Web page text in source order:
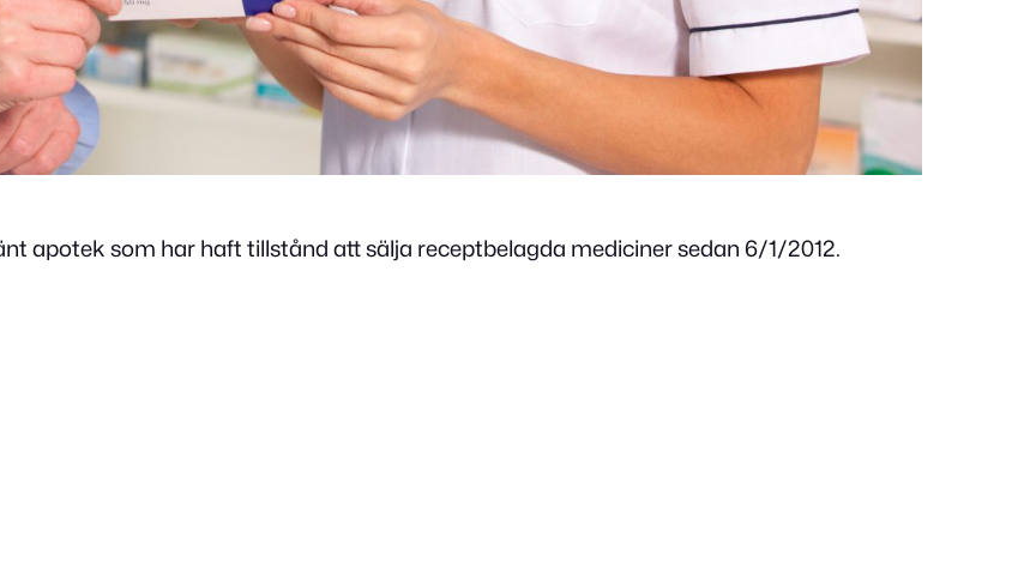
apotek som har haft tillstånd att sälja receptbelagda mediciner sedan 6/1/2012.